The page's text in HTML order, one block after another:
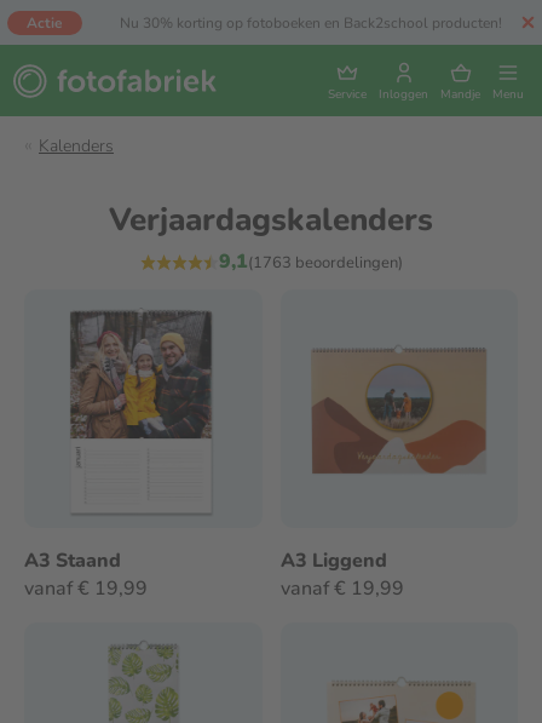
Actie Nu 30% korting op fotoboeken en Back2school producten!
Service Inloggen Mandje Menu
Kalenders
Verjaardagskalenders
9,1(1763 beoordelingen)
A3 Staand
vanaf € 19,99
A3 Liggend
vanaf € 19,99